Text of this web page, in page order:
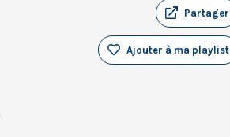
Partager
Ajouter à ma playlist